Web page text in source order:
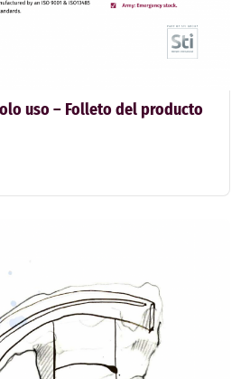
uso – Folleto del producto